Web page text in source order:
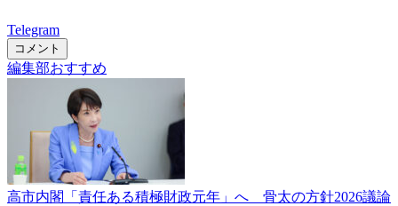
Telegram
コメント
編集部おすすめ
高市内閣「責任ある積極財政元年」へ 骨太の方針2026議論